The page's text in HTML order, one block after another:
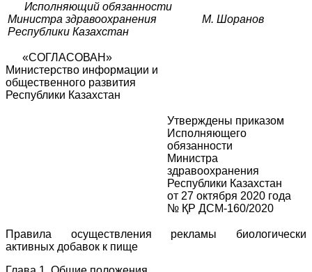
Исполняющий обязанности
Министра здравоохранения
Республики Казахстан
М. Шоранов
«СОГЛАСОВАН»
Министерство информации и
общественного развития
Республики Казахстан
Утверждены приказом
Исполняющего
обязанности
Министра
здравоохранения
Республики Казахстан
от 27 октября 2020 года
№ ҚР ДСМ-160/2020
Правила осуществления рекламы биологически
активных добавок к пище